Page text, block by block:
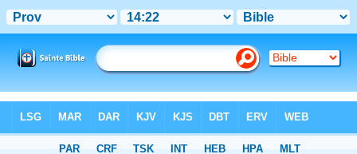
Chapitre 14 > Verset 22